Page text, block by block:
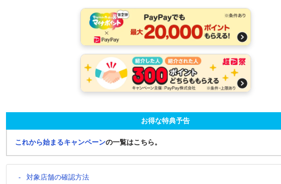
お得な特典予告
これから始まるキャンペーンの一覧はこちら。
対象店舗の確認方法